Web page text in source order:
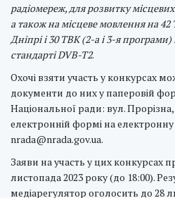
радіомереж, для розвитку
а також на місцеве мовлення на
Дніпрі і 30 ТВК (2-а і 3-я програми)
стандарті DVB-T2.
Охочі взяти участь у конкурсах
документи до них у паперовій
Національної ради: вул. Прорізна,
електронній формі на
nrada@nrada.gov.ua.
Заяви на участь у цих конкурсах
листопада 2023 року (до 18:00).
медіарегулятор оголосить до 28